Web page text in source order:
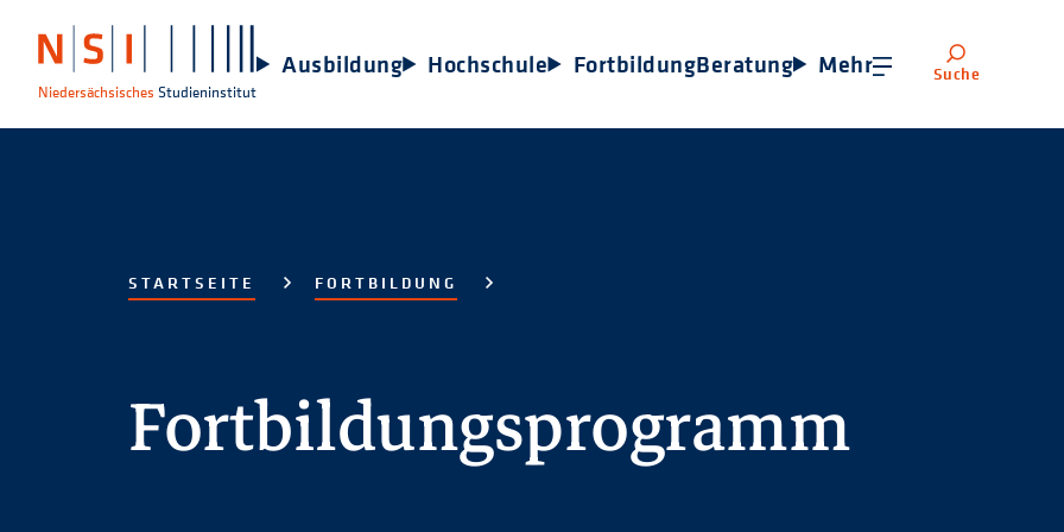
Niedersächsisches Studieninstitut
Ausbildung Hochschule FortbildungBeratung Mehr Suche
STARTSEITE FORTBILDUNG
Fortbildungsprogramm